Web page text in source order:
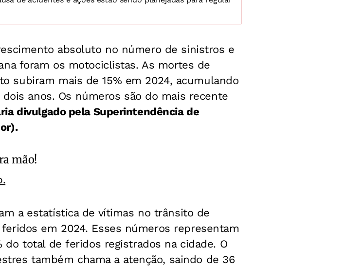
absoluto no número de sinistros e
foram os motociclistas. As mortes de
subiram mais de 15% em 2024, acumulando
anos. Os números são do mais recente
divulgado pela Superintendência de
mão!
a estatística de vítimas no trânsito de
em 2024. Esses números representam
do total de feridos registrados na cidade. O
também chama a atenção, saindo de 36